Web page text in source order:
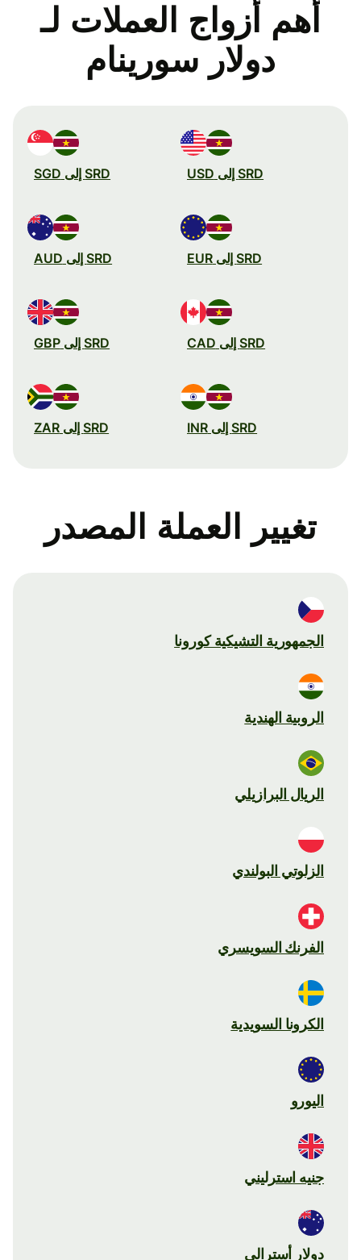
أهم أزواج العملات لـ
دولار سورينام
SRD إلى USD SRD إلى SGD
SRD إلى EUR SRD إلى AUD
SRD إلى CAD SRD إلى GBP
SRD إلى INR SRD إلى ZAR
تغيير العملة المصدر
الجمهورية التشيكية كورونا
الروبية الهندية
الريال البرازيلي
الزلوتي البولندي
الفرنك السويسري
الكرونا السويدية
اليورو
جنيه استرليني
دولار أسترالي